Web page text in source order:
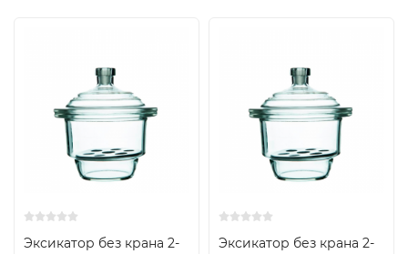
Эксикатор без крана 2-
Эксикатор без крана 2-